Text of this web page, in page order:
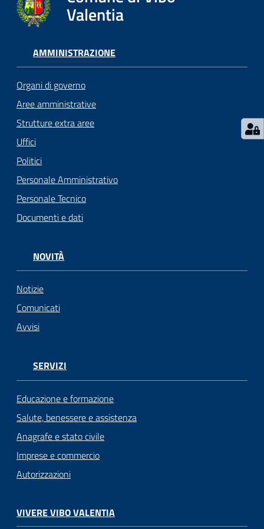
argomenti...
Seguici
su
Valentia
AMMINISTRAZIONE
Organi di governo
Aree amministrative
Strutture extra aree
Uffici
Politici
Personale Amministrativo
Personale Tecnico
Documenti e dati
NOVITÀ
Notizie
Comunicati
Avvisi
SERVIZI
Educazione e formazione
Salute, benessere e assistenza
Anagrafe e stato civile
Imprese e commercio
Autorizzazioni
VIVERE VIBO VALENTIA